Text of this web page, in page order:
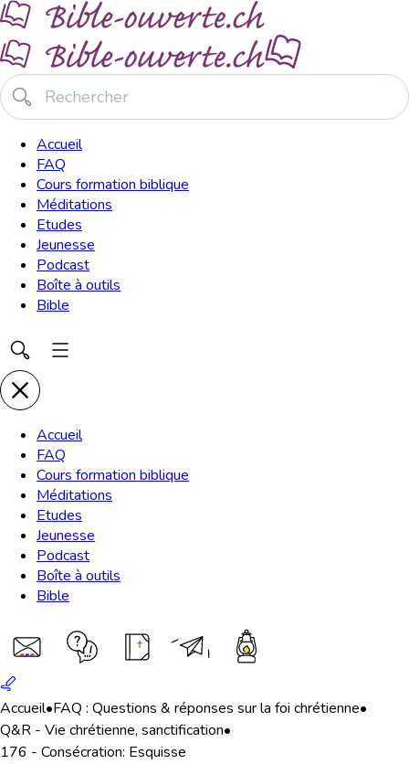
Accueil
FAQ
Cours formation biblique
Méditations
Etudes
Jeunesse
Podcast
Boîte à outils
Bible
Accueil
FAQ
Cours formation biblique
Méditations
Etudes
Jeunesse
Podcast
Boîte à outils
Bible
Accueil•FAQ : Questions & réponses sur la foi chrétienne•
Q&R - Vie chrétienne, sanctification•
176 - Consécration: Esquisse